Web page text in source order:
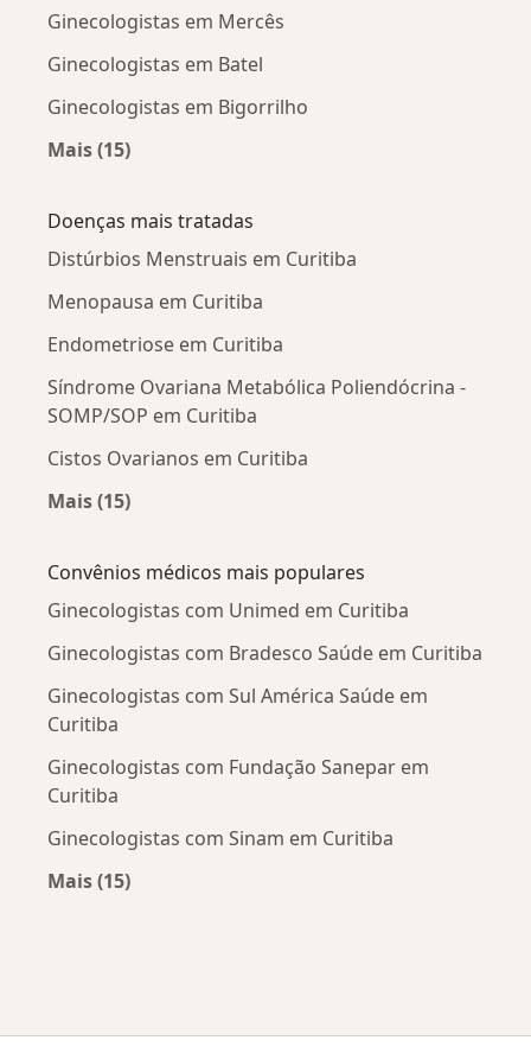
Ginecologistas em Mercês
Ginecologistas em Batel
Ginecologistas em Bigorrilho
Mais (15)
Doenças mais tratadas
Distúrbios Menstruais em Curitiba
Menopausa em Curitiba
Endometriose em Curitiba
Síndrome Ovariana Metabólica Poliendócrina -
SOMP/SOP em Curitiba
Cistos Ovarianos em Curitiba
Mais (15)
Convênios médicos mais populares
Ginecologistas com Unimed em Curitiba
Ginecologistas com Bradesco Saúde em Curitiba
Ginecologistas com Sul América Saúde em
Curitiba
Ginecologistas com Fundação Sanepar em
Curitiba
Ginecologistas com Sinam em Curitiba
Mais (15)